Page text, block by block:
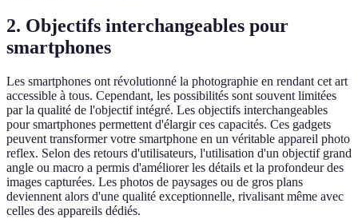
2. Objectifs interchangeables pour
smartphones
Les smartphones ont révolutionné la photographie en rendant cet art
accessible à tous. Cependant, les possibilités sont souvent limitées
par la qualité de l'objectif intégré. Les objectifs interchangeables
pour smartphones permettent d'élargir ces capacités. Ces gadgets
peuvent transformer votre smartphone en un véritable appareil photo
reflex. Selon des retours d'utilisateurs, l'utilisation d'un objectif grand
angle ou macro a permis d'améliorer les détails et la profondeur des
images capturées. Les photos de paysages ou de gros plans
deviennent alors d'une qualité exceptionnelle, rivalisant même avec
celles des appareils dédiés.